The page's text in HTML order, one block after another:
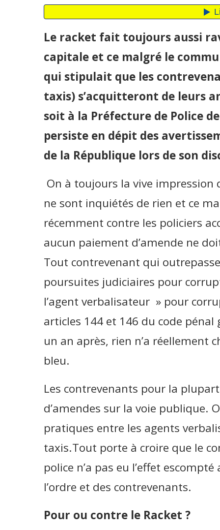
Le racket fait toujours aussi
capitale et ce malgré le
qui stipulait que les
taxis) s’acquitteront de leurs
soit à la Préfecture de Police
persiste en dépit des
de la République lors de son
On à toujours la vive impression
ne sont inquiétés de rien et ce
récemment contre les policiers
aucun paiement d’amende ne
Tout contrevenant qui
poursuites judiciaires pour
l’agent verbalisateur » pour
articles 144 et 146 du code
un an après, rien n’a réellement
bleu.
Les contrevenants pour la
d’amendes sur la voie publique.
pratiques entre les agents
taxis.Tout porte à croire que le
police n’a pas eu l’effet
l’ordre et des contrevenants.
Pour ou contre le Racket ?